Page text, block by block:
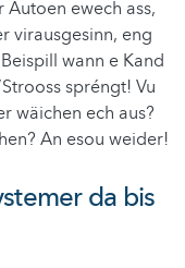
Autoen ewech ass,
virausgesinn, eng
wann e Kand
spréngt! Vu
wäichen ech aus?
An esou weider!
da bis